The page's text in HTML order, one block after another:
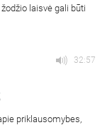
laisvė gali būti
32:57
priklausomybes,